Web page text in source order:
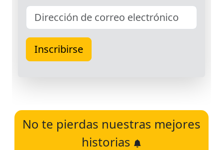
No te pierdas nuestras mejores
historias